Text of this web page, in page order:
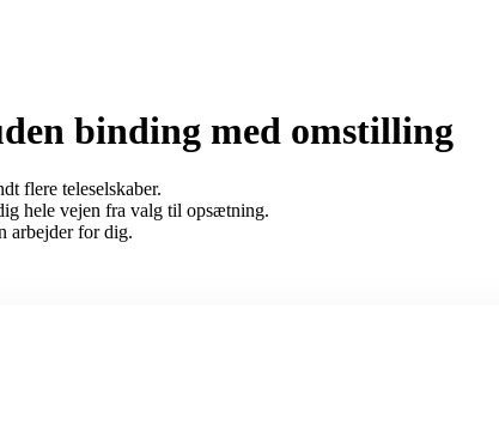
binding med omstilling
flere teleselskaber.
hele vejen fra valg til opsætning.
arbejder for dig.